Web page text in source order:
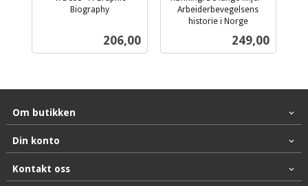
Biography
Pris
206,00
Arbeiderbevegelsens
historie i Norge
Pris
249,00
Om butikken
Din konto
Kontakt oss